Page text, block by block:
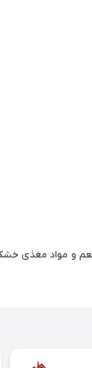
و مواد مغذی